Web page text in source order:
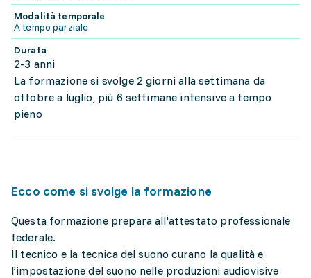
Modalità temporale
A tempo parziale
Durata
2-3 anni
La formazione si svolge 2 giorni alla settimana da
ottobre a luglio, più 6 settimane intensive a tempo
pieno
Ecco come si svolge la formazione
Questa formazione prepara all'attestato professionale
federale.
Il tecnico e la tecnica del suono curano la qualità e
l’impostazione del suono nelle produzioni audiovisive